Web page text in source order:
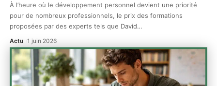
À l’heure où le développement personnel devient une priorité
pour de nombreux professionnels, le prix des formations
proposées par des experts tels que David…
Actu 1 juin 2026